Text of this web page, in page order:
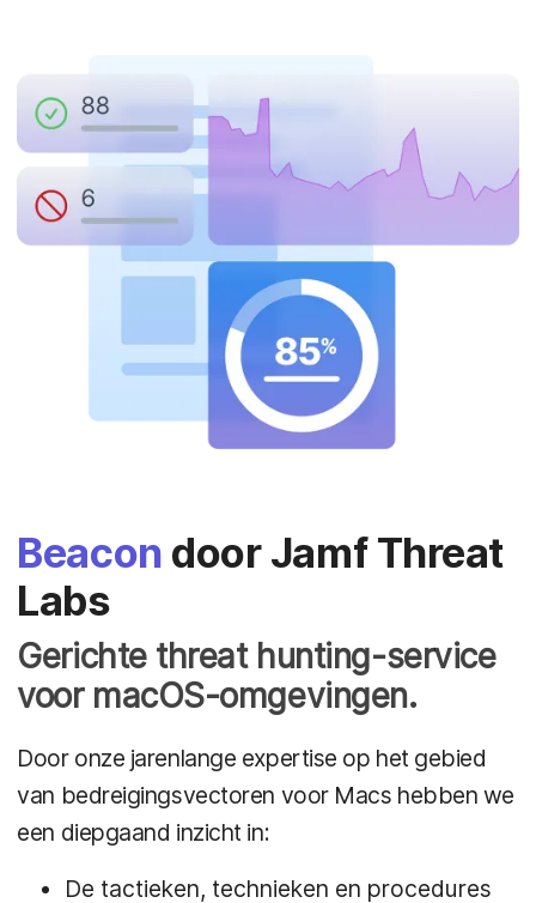
Beacon door Jamf Threat
Labs
Gerichte threat hunting-service
voor macOS-omgevingen.
Door onze jarenlange expertise op het gebied
van bedreigingsvectoren voor Macs hebben we
een diepgaand inzicht in:
De tactieken, technieken en procedures